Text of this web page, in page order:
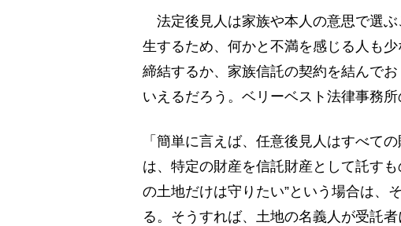
法定後見人は家族や本人の意思で選
生するため、何かと不満を感じる人も
締結するか、家族信託の契約を結んで
いえるだろう。ベリーベスト法律事務
「簡単に言えば、任意後見人はすべて
は、特定の財産を信託財産として託す
の土地だけは守りたい”という場合は、
る。そうすれば、土地の名義人が受託